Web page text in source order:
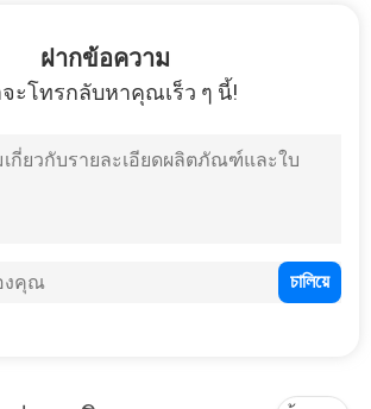
ฝากข้อความ
จะโทรกลับหาคุณเร็ว ๆ นี้!